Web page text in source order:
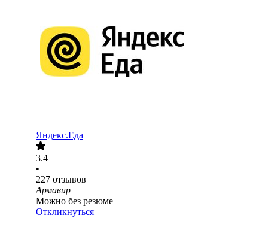
Яндекс.Еда
3.4
•
227 отзывов
Армавир
Можно без резюме
Откликнуться